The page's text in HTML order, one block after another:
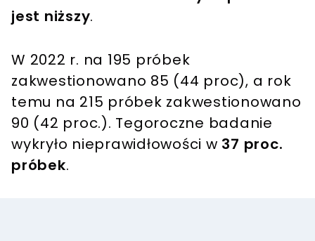
jest niższy.
W 2022 r. na 195 próbek
zakwestionowano 85 (44 proc), a rok
temu na 215 próbek zakwestionowano
90 (42 proc.). Tegoroczne badanie
wykryło nieprawidłowości w 37 proc.
próbek.